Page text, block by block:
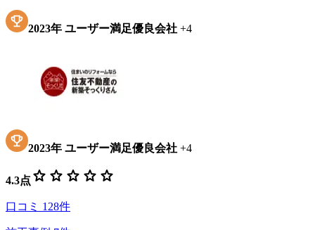
2023年 ユーザー満足優良会社 +4
2023年 ユーザー満足優良会社 +4
4.3点 star star star star star
口コミ 128件